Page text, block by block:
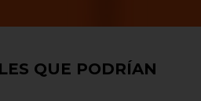
QUE PODRÍAN